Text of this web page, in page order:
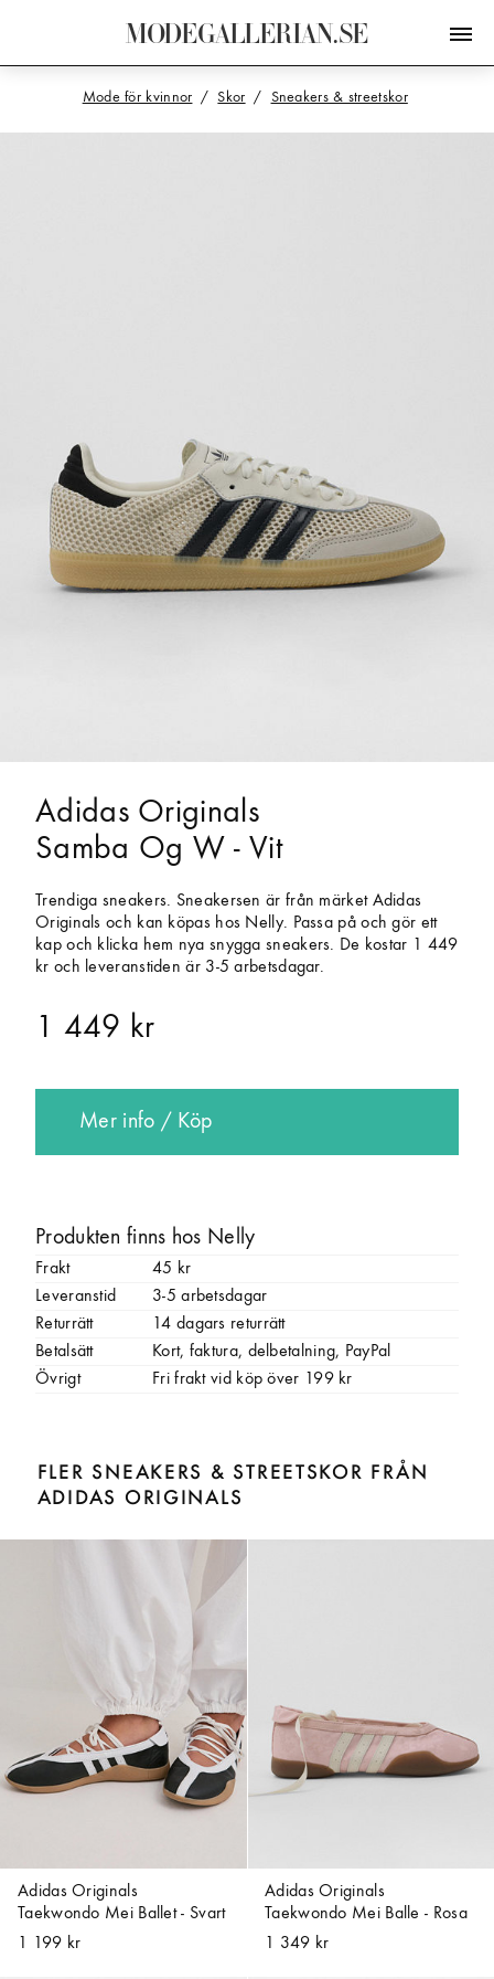
MODEGALLERIAN.SE
Mode för kvinnor Skor Sneakers & streetskor
Adidas Originals
Samba Og W - Vit
Trendiga sneakers. Sneakersen är från märket Adidas
Originals och kan köpas hos Nelly. Passa på och gör ett
kap och klicka hem nya snygga sneakers. De kostar 1 449
kr och leveranstiden är 3-5 arbetsdagar.
1 449 kr
Mer info / Köp
Produkten finns hos Nelly
Frakt
45 kr
Leveranstid
3-5 arbetsdagar
Returrätt
14 dagars returrätt
Betalsätt
Kort, faktura, delbetalning, PayPal
Övrigt
Fri frakt vid köp över 199 kr
FLER SNEAKERS & STREETSKOR FRÅN
ADIDAS ORIGINALS
Adidas Originals
Taekwondo Mei Ballet - Svart
1 199 kr
Adidas Originals
Taekwondo Mei Balle - Rosa
1 349 kr